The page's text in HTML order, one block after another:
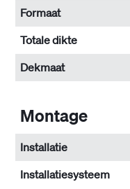
Formaat
Totale dikte
Dekmaat
Montage
Installatie
Installatiesysteem